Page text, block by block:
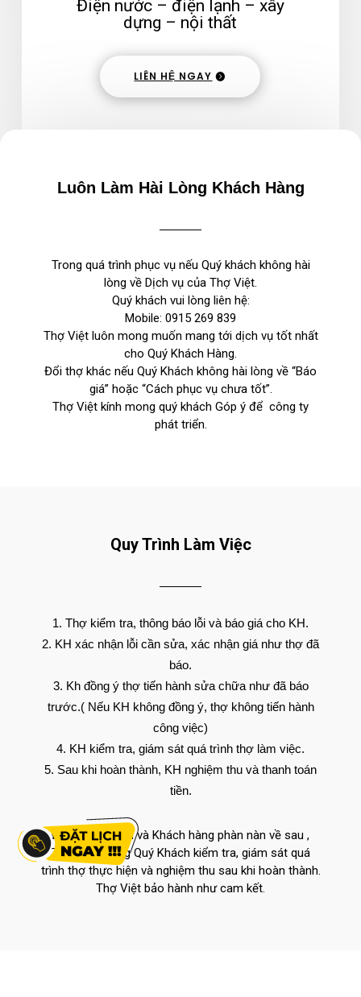
Điện nước – điện lạnh – xây
dựng – nội thất
LIÊN HỆ NGAY
Luôn Làm Hài Lòng Khách Hàng
Trong quá trình phục vụ nếu Quý khách không hài
lòng về Dịch vụ của Thợ Việt.
Quý khách vui lòng liên hệ:
Mobile: 0915 269 839
Thợ Việt luôn mong muốn mang tới dịch vụ tốt nhất
cho Quý Khách Hàng.
Đổi thợ khác nếu Quý Khách không hài lòng về “Báo
giá” hoặc “Cách phục vụ chưa tốt”.
Thợ Việt kính mong quý khách Góp ý để công ty
phát triển.
Quy Trình Làm Việc
Thợ kiểm tra, thông báo lỗi và báo giá cho KH.
KH xác nhận lỗi cần sửa, xác nhận giá như thợ đã
báo.
Kh đồng ý thợ tiến hành sửa chữa như đã báo
trước.( Nếu KH không đồng ý, thợ không tiến hành
công việc)
KH kiểm tra, giám sát quá trình thợ làm việc.
Sau khi hoàn thành, KH nghiệm thu và thanh toán
tiền.
Để tránh rắc rối và Khách hàng phàn nàn về sau ,
Thợ Việt mong Quý Khách kiểm tra, giám sát quá
trình thợ thực hiện và nghiệm thu sau khi hoàn thành.
Thợ Việt bảo hành như cam kết.